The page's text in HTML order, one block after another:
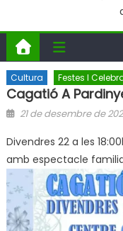
Cultura Festes I
Cagatió A
Posted
21 de desembre de
Divendres 22 a les
amb espectacle